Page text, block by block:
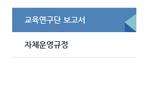
교육연구단 보고서
자체운영규정